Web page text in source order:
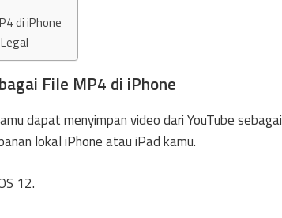
di iPhone
File MP4 di iPhone
dapat menyimpan video dari YouTube sebagai
lokal iPhone atau iPad kamu.
12.